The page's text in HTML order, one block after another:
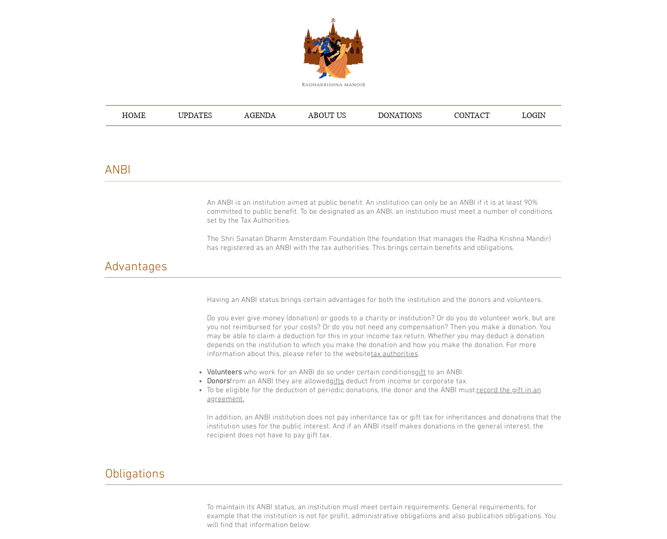
HOME UPDATES AGENDA ABOUT US DONATIONS CONTACT LOGIN
ANBI
An ANBI is an institution aimed at public benefit. An institution can only be an ANBI if it is at least 90%
committed to public benefit. To be designated as an ANBI, an institution must meet a number of conditions
set by the Tax Authorities.
The Shri Sanatan Dharm Amsterdam Foundation (the foundation that manages the Radha Krishna Mandir)
has registered as an ANBI with the tax authorities. This brings certain benefits and obligations.
Advantages
Having an ANBI status brings certain advantages for both the institution and the donors and volunteers.
Do you ever give money (donation) or goods to a charity or institution? Or do you do volunteer work, but are
you not reimbursed for your costs? Or do you not need any compensation? Then you make a donation. You
may be able to claim a deduction for this in your income tax return. Whether you may deduct a donation
depends on the institution to which you make the donation and how you make the donation. For more
information about this, please refer to the websitetax authorities.
Volunteers who work for an ANBI do so under certain conditionsgift to an ANBI.
Donorsfrom an ANBI they are allowedgifts deduct from income or corporate tax.
To be eligible for the deduction of periodic donations, the donor and the ANBI must:record the gift in an
agreement.
In addition, an ANBI institution does not pay inheritance tax or gift tax for inheritances and donations that the
institution uses for the public interest. And if an ANBI itself makes donations in the general interest, the
recipient does not have to pay gift tax.
Obligations
To maintain its ANBI status, an institution must meet certain requirements. General requirements, for
example that the institution is not for profit, administrative obligations and also publication obligations. You
will find that information below: